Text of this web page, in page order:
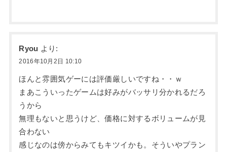
Ryou より:
2016年10月2日 10:10
ほんと雰囲気ゲーには評価厳しいですね・・ｗ
まあこういったゲームは好みがバッサリ分かれるだろ
うから
無理もないと思うけど、価格に対するボリュームが見
合わない
感じなのは傍からみてもキツイかも。そういやプラン